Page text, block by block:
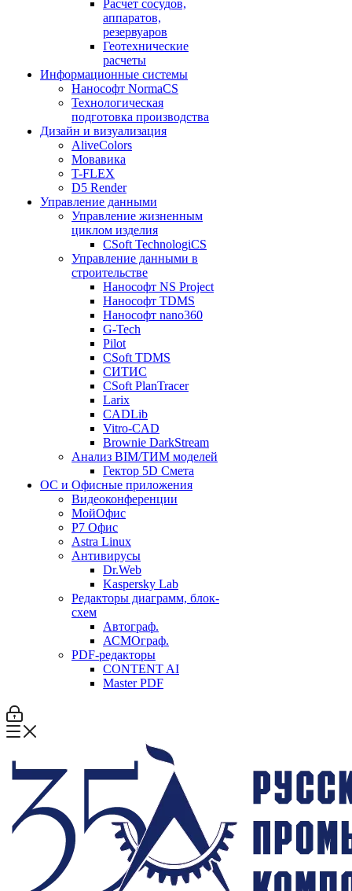
Расчет сосудов,
аппаратов,
резервуаров
Геотехнические
расчеты
Информационные системы
Нанософт NormaCS
Технологическая
подготовка производства
Дизайн и визуализация
AliveColors
Мовавика
T-FLEX
D5 Render
Управление данными
Управление жизненным
циклом изделия
CSoft TechnologiCS
Управление данными в
строительстве
Нанософт NS Project
Нанософт TDMS
Нанософт nano360
G-Tech
Pilot
CSoft TDMS
СИТИС
CSoft PlanTracer
Larix
CADLib
Vitro-CAD
Brownie DarkStream
Анализ BIM/ТИМ моделей
Гектор 5D Смета
ОС и Офисные приложения
Видеоконференции
МойОфис
P7 Офис
Astra Linux
Антивирусы
Dr.Web
Kaspersky Lab
Редакторы диаграмм, блок-
схем
Автограф.
АСМОграф.
PDF-редакторы
CONTENT AI
Master PDF